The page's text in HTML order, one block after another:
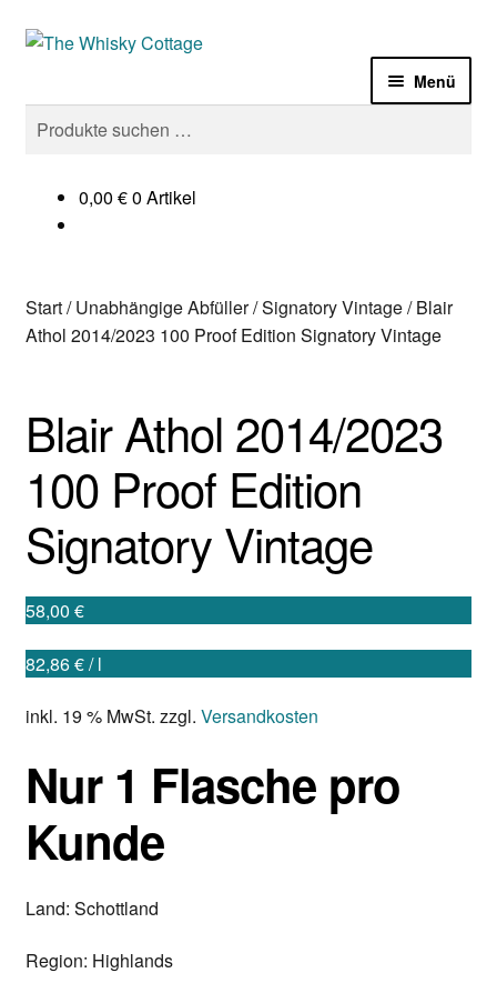
Zur
Zum
Menü
Laden
Sale%
Gin
Termine
Impressum
Mein Konto
Kontakt
Warenkorb
Suchen
nach:
Suchen
0,00 €0 Artikel
Start/Unabhängige Abfüller/Signatory Vintage/Blair
Athol 2014/2023 100 Proof Edition Signatory Vintage
Blair Athol 2014/2023
100 Proof Edition
Signatory Vintage
58,00 €
82,86€/l
inkl. 19 % MwSt. zzgl. Versandkosten
Nur 1 Flasche pro
Kunde
Land: Schottland
Region: Highlands